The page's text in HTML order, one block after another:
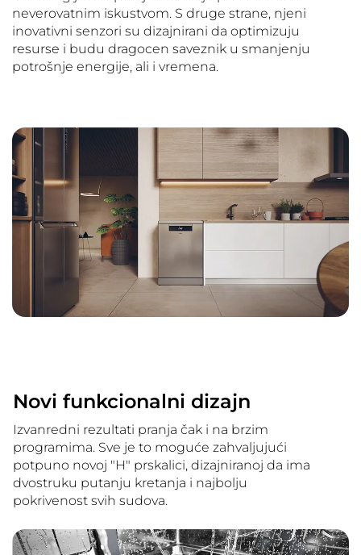
neverovatnim iskustvom. S druge strane, njeni
inovativni senzori su dizajnirani da optimizuju
resurse i budu dragocen saveznik u smanjenju
potrošnje energije, ali i vremena.
Novi funkcionalni dizajn
Izvanredni rezultati pranja čak i na brzim
programima. Sve je to moguće zahvaljujući
potpuno novoj "H" prskalici, dizajniranoj da ima
dvostruku putanju kretanja i najbolju
pokrivenost svih sudova.